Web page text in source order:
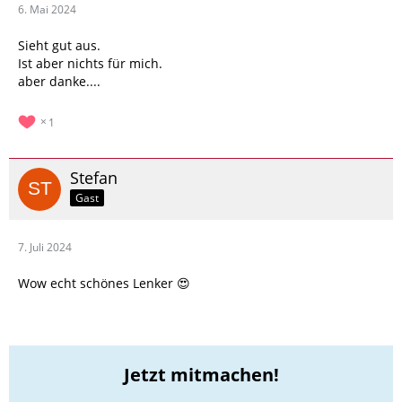
6. Mai 2024
Sieht gut aus.
Ist aber nichts für mich.
aber danke....
1
Stefan
Gast
7. Juli 2024
Wow echt schönes Lenker 😍
Jetzt mitmachen!